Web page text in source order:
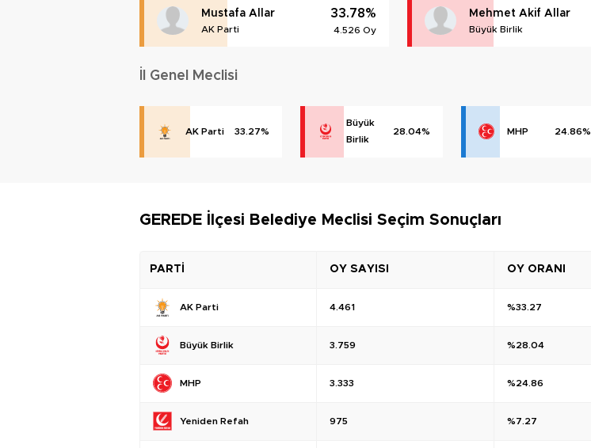
Mustafa Allar
AK Parti
33.78%
4.526 Oy
Mehmet Akif Allar
Büyük Birlik
İl Genel Meclisi
AK Parti 33.27%
Büyük
Birlik
28.04% MHP 24.86%
GEREDE İlçesi Belediye Meclisi Seçim Sonuçları
PARTİ OY SAYISI OY ORANI
AK Parti 4.461 %33.27
Büyük Birlik 3.759 %28.04
MHP 3.333 %24.86
Yeniden Refah 975 %7.27